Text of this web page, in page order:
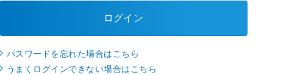
ログイン
パスワードを忘れた場合はこちら
うまくログインできない場合はこちら